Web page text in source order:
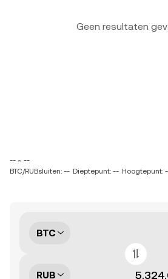
Geen resultaten
-- ~ --
BTC/RUBsluiten: -- Dieptepunt: -- Hoogtepunt:
BTC
RUB